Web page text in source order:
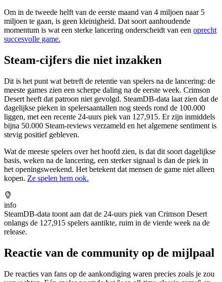
Om in de tweede helft van de eerste maand van 4 miljoen naar 5
miljoen te gaan, is geen kleinigheid. Dat soort aanhoudende
momentum is wat een sterke lancering onderscheidt van een oprecht
succesvolle game.
Steam-cijfers die niet inzakken
Dit is het punt wat betreft de retentie van spelers na de lancering: de
meeste games zien een scherpe daling na de eerste week. Crimson
Desert heeft dat patroon niet gevolgd. SteamDB-data laat zien dat de
dagelijkse pieken in spelersaantallen nog steeds rond de 100.000
liggen, met een recente 24-uurs piek van 127,915. Er zijn inmiddels
bijna 50.000 Steam-reviews verzameld en het algemene sentiment is
stevig positief gebleven.
Wat de meeste spelers over het hoofd zien, is dat dit soort dagelijkse
basis, weken na de lancering, een sterker signaal is dan de piek in
het openingsweekend. Het betekent dat mensen de game niet alleen
kopen. Ze spelen hem ook.
info
SteamDB-data toont aan dat de 24-uurs piek van Crimson Desert
onlangs de 127,915 spelers aantikte, ruim in de vierde week na de
release.
Reactie van de community op de mijlpaal
De reacties van fans op de aankondiging waren precies zoals je zou